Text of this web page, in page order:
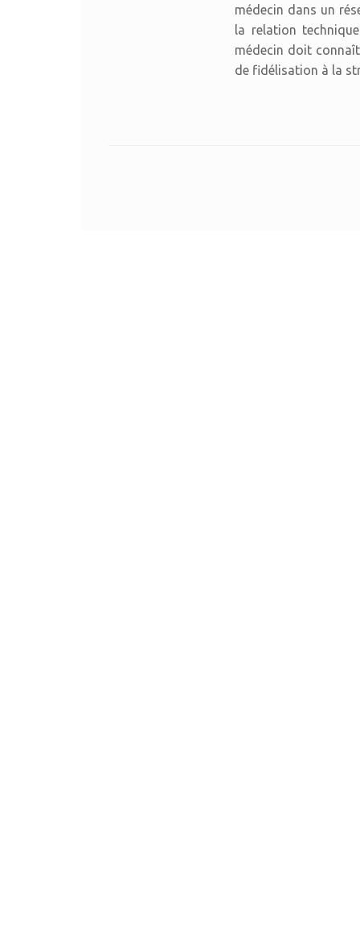
médecin dans un
la relation
médecin doit
de fidélisation à la